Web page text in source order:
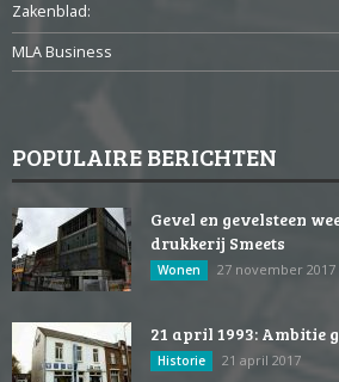
Zakenblad:
MLA Business
POPULAIRE BERICHTEN
Gevel en gevelsteen
drukkerij Smeets
Wonen 27 november 2017
21 april 1993: Ambitie
Historie 21 april 2017